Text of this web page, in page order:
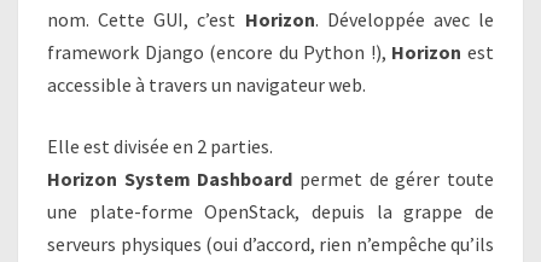
nom. Cette GUI, c’est Horizon. Développée avec le
framework Django (encore du Python !), Horizon est
accessible à travers un navigateur web.
Elle est divisée en 2 parties.
Horizon System Dashboard permet de gérer toute
une plate-forme OpenStack, depuis la grappe de
serveurs physiques (oui d’accord, rien n’empêche qu’ils